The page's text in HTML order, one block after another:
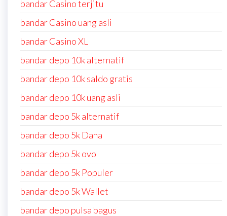
bandar Casino terjitu
bandar Casino uang asli
bandar Casino XL
bandar depo 10k alternatif
bandar depo 10k saldo gratis
bandar depo 10k uang asli
bandar depo 5k alternatif
bandar depo 5k Dana
bandar depo 5k ovo
bandar depo 5k Populer
bandar depo 5k Wallet
bandar depo pulsa bagus